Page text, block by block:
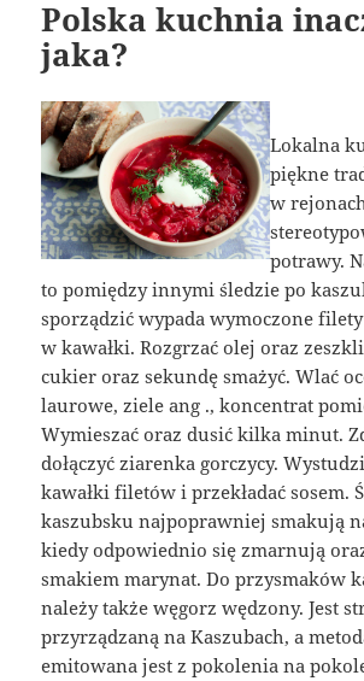
Polska kuchnia
jaka?
Lokalna
piękne
w
potrawy.
to pomiędzy innymi śledzie po
sporządzić wypada wymoczone
w kawałki. Rozgrzać olej oraz
cukier oraz sekundę smażyć. Wlać
laurowe, ziele ang ., koncentrat
Wymieszać oraz dusić kilka minut.
dołączyć ziarenka gorczycy.
kawałki filetów i przekładać sosem.
kaszubsku najpoprawniej smakują
kiedy odpowiednio się zmarnują
smakiem marynat. Do przysmaków
należy także węgorz wędzony. Jest
przyrządzaną na Kaszubach, a
emitowana jest z pokolenia na